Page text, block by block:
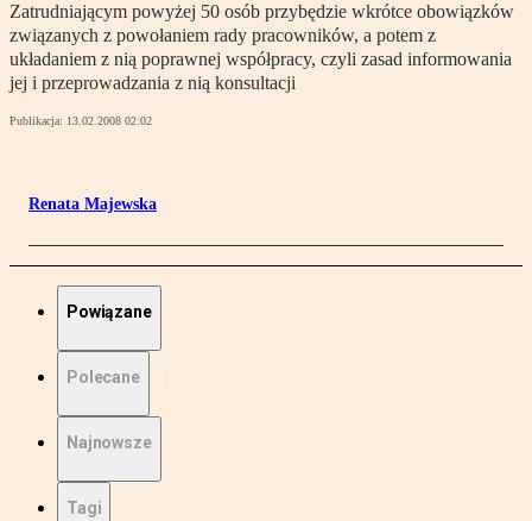
Zatrudniającym powyżej 50 osób przybędzie wkrótce obowiązków
związanych z powołaniem rady pracowników, a potem z
układaniem z nią poprawnej współpracy, czyli zasad informowania
jej i przeprowadzania z nią konsultacji
Publikacja: 13.02.2008 02:02
Renata Majewska
Powiązane
Polecane
Najnowsze
Tagi